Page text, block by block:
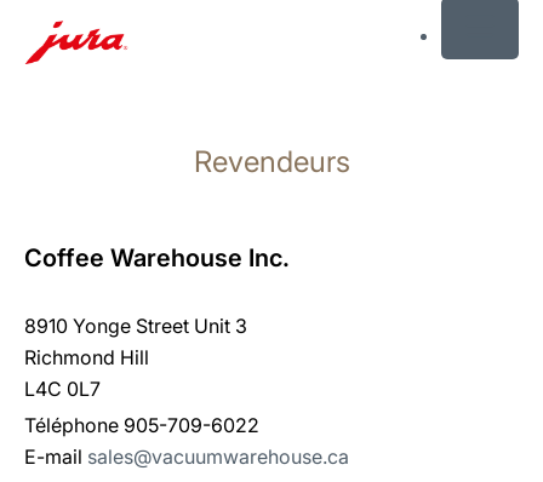
recherche
Revendeurs
Coffee Warehouse Inc.
8910 Yonge Street Unit 3
Richmond Hill
L4C 0L7
Téléphone 905-709-6022
E-mail sales@vacuumwarehouse.ca